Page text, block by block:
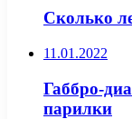
Сколько
11.01.2022
Габбро-
парилки